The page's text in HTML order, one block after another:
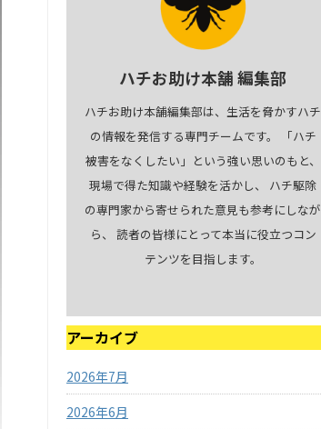
ハチお助け本舗 編集部
ハチお助け本舗編集部は、生活を脅かすハチ
の情報を発信する専門チームです。 「ハチ
被害をなくしたい」という強い思いのもと、
現場で得た知識や経験を活かし、 ハチ駆除
の専門家から寄せられた意見も参考にしなが
ら、 読者の皆様にとって本当に役立つコン
テンツを目指します。
アーカイブ
2026年7月
2026年6月